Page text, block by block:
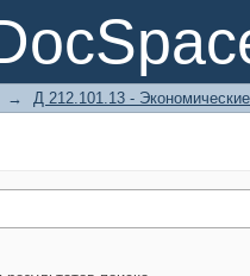
→ Д 212.101.13 -